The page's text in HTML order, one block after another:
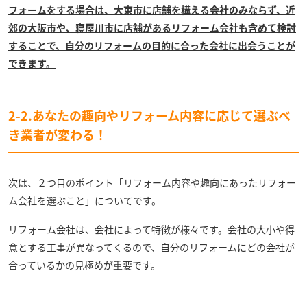
フォームをする場合は、大東市に店舗を構える会社のみならず、近
郊の大阪市や、寝屋川市に店舗があるリフォーム会社も含めて検討
することで、自分のリフォームの目的に合った会社に出会うことが
できます。
2-2.あなたの趣向やリフォーム内容に応じて選ぶべ
き業者が変わる！
次は、２つ目のポイント「リフォーム内容や趣向にあったリフォー
ム会社を選ぶこと」についてです。
リフォーム会社は、会社によって特徴が様々です。会社の大小や得
意とする工事が異なってくるので、自分のリフォームにどの会社が
合っているかの見極めが重要です。